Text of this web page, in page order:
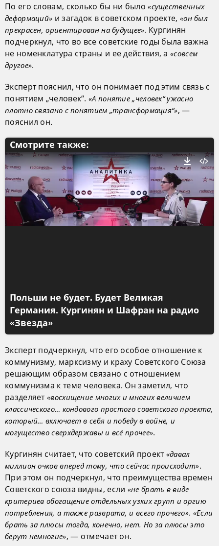
По его словам, сколько бы ни было«существенных
деформаций» и загадок в советском проекте, «он был
прекрасен, ориентирован на будущее». Кургинян
подчеркнул, что во все советские годы была важна
не номенклатура страны и ее действия, а «совсем
другое».
Эксперт пояснил, что он понимает под этим связь с
понятием „человек“. «А понятие „человек“ ужасно
плотно связано с понятием „трансформация“», —
пояснил он.
Смотрите также:
Польши не будет. Будет Великая
Германия. Кургинян и Шафран на радио
«Звезда»
Эксперт подчеркнул, что его особое отношение к
коммунизму, марксизму и краху Советского Союза
решающим образом связано с отношением
коммунизма к теме человека. Он заметил, что
разделяет «восхищение многих и многих величием
классического… кондового простого советского проекта,
который… включает в себя и победу в войне, и
могущество сверхдержавы и всё прочее».
Кургинян считает, что советский проект «давал
миллион очков вперед тому, что сейчас происходит».
При этом он подчеркнул, что преимущества времен
Советского союза видны, если «не брать в виде
критериев обогащение отдельных узких групп и оргию
потребления, а также разврата, и всего прочего». «Если
брать за плюсы тогда, конечно, нет. Но за плюсы это
берут немногие», — отмечает он.